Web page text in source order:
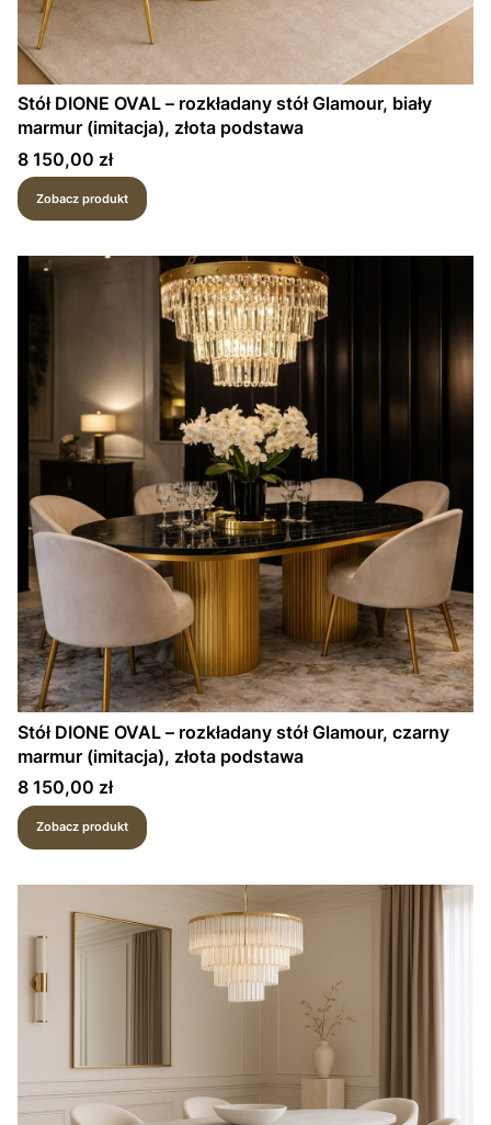
Stół DIONE OVAL – rozkładany stół Glamour, biały
marmur (imitacja), złota podstawa
Cena
8 150,00 zł
Zobacz produkt
Stół DIONE OVAL – rozkładany stół Glamour, czarny
marmur (imitacja), złota podstawa
Cena
8 150,00 zł
Zobacz produkt